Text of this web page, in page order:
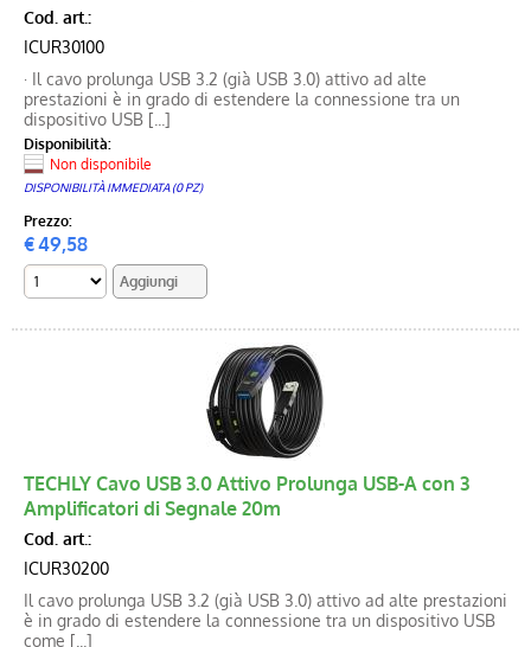
Cod. art.:
ICUR30100
· Il cavo prolunga USB 3.2 (già USB 3.0) attivo ad alte
prestazioni è in grado di estendere la connessione tra un
dispositivo USB [...]
Disponibilità:
Non disponibile
DISPONIBILITÀ IMMEDIATA (0 PZ)
Prezzo:
€49,58
TECHLY Cavo USB 3.0 Attivo Prolunga USB-A con 3
Amplificatori di Segnale 20m
Cod. art.:
ICUR30200
Il cavo prolunga USB 3.2 (già USB 3.0) attivo ad alte prestazioni
è in grado di estendere la connessione tra un dispositivo USB
come [...]